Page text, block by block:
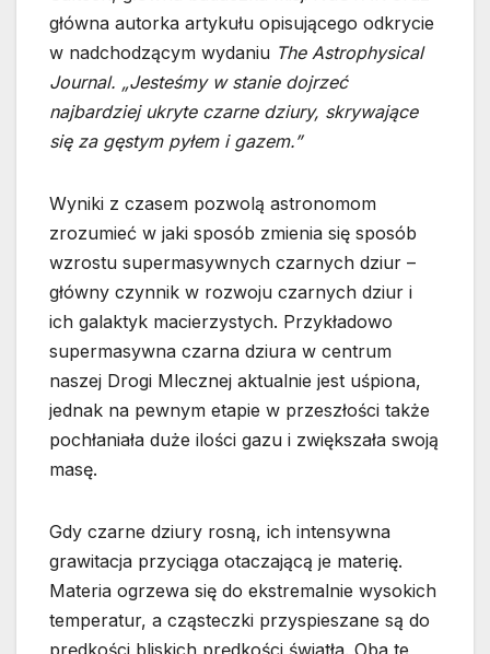
główna autorka artykułu opisującego odkrycie
w nadchodzącym wydaniu The Astrophysical
Journal. „Jesteśmy w stanie dojrzeć
najbardziej ukryte czarne dziury, skrywające
się za gęstym pyłem i gazem.”
Wyniki z czasem pozwolą astronomom
zrozumieć w jaki sposób zmienia się sposób
wzrostu supermasywnych czarnych dziur –
główny czynnik w rozwoju czarnych dziur i
ich galaktyk macierzystych. Przykładowo
supermasywna czarna dziura w centrum
naszej Drogi Mlecznej aktualnie jest uśpiona,
jednak na pewnym etapie w przeszłości także
pochłaniała duże ilości gazu i zwiększała swoją
masę.
Gdy czarne dziury rosną, ich intensywna
grawitacja przyciąga otaczającą je materię.
Materia ogrzewa się do ekstremalnie wysokich
temperatur, a cząsteczki przyspieszane są do